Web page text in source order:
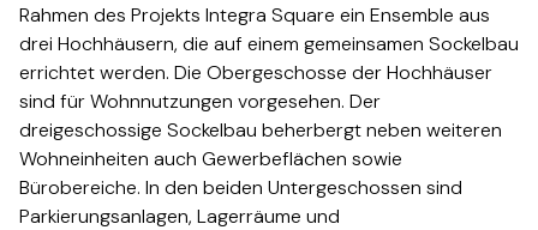
Rahmen des Projekts Integra Square ein Ensemble aus
drei Hochhäusern, die auf einem gemeinsamen Sockelbau
errichtet werden. Die Obergeschosse der Hochhäuser
sind für Wohnnutzungen vorgesehen. Der
dreigeschossige Sockelbau beherbergt neben weiteren
Wohneinheiten auch Gewerbeflächen sowie
Bürobereiche. In den beiden Untergeschossen sind
Parkierungsanlagen, Lagerräume und